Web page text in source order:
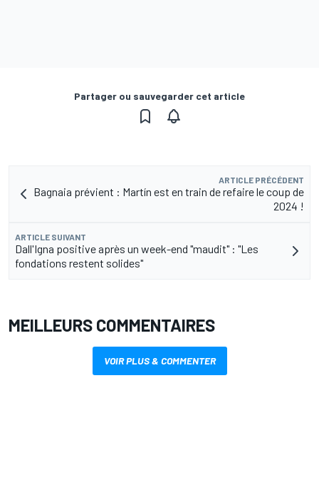
Partager ou sauvegarder cet article
ARTICLE PRÉCÉDENT
Bagnaia prévient : Martín est en train de refaire le coup de
2024 !
ARTICLE SUIVANT
Dall'Igna positive après un week-end "maudit" : "Les
fondations restent solides"
MEILLEURS COMMENTAIRES
VOIR PLUS & COMMENTER